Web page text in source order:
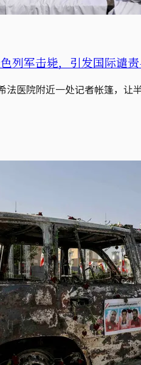
列军击毙，引发国际谴
法医院附近一处记者帐篷，让